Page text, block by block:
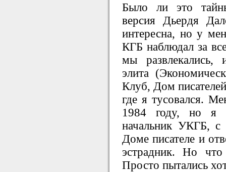
Было ли это
версия Дьердя
интересна, но у
КГБ наблюдал за
мы развлекались,
элита
Клуб, Дом
где я тусовался.
1984 году, но я
начальник УКГБ, с
Доме писателе и
эстрадник. Но
Просто пытались